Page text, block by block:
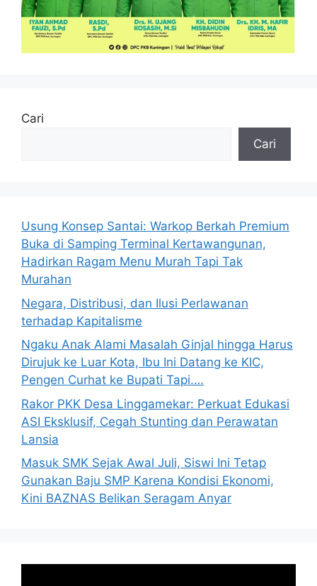
Cari
Cari
Usung Konsep Santai: Warkop Berkah Premium
Buka di Samping Terminal Kertawangunan,
Hadirkan Ragam Menu Murah Tapi Tak
Murahan
Negara, Distribusi, dan Ilusi Perlawanan
terhadap Kapitalisme
Ngaku Anak Alami Masalah Ginjal hingga Harus
Dirujuk ke Luar Kota, Ibu Ini Datang ke KIC,
Pengen Curhat ke Bupati Tapi.…
Rakor PKK Desa Linggamekar: Perkuat Edukasi
ASI Eksklusif, Cegah Stunting dan Perawatan
Lansia
Masuk SMK Sejak Awal Juli, Siswi Ini Tetap
Gunakan Baju SMP Karena Kondisi Ekonomi,
Kini BAZNAS Belikan Seragam Anyar